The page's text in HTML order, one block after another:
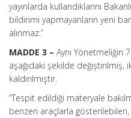
yayınlarda kullandıklarını
bildirimi yapmayanların yeni
alınmaz.”
MADDE 3 – Aynı Yönetmeliğin
aşağıdaki şekilde değiştirilmiş,
kaldırılmıştır.
“Tespit edildiği materyale
benzeri araçlarla